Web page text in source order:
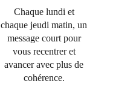
Chaque lundi et
chaque jeudi matin, un
message court pour
vous recentrer et
avancer avec plus de
cohérence.